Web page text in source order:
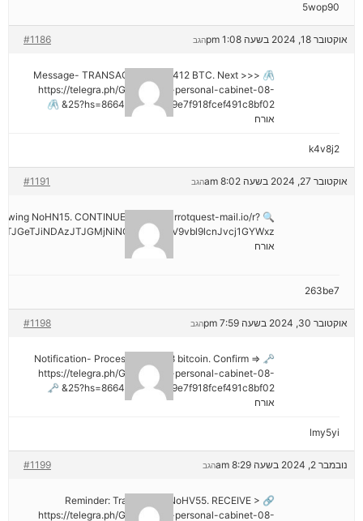
5wop90
אוקטובר 18, 2024 בשעה 1:08 pm #1186 הגב
🖇 Message- TRANSACTION 1.82412 BTC. Next >>>
https://telegra.ph/Go-to-your-personal-cabinet-08-
25?hs=8664c520642b9e7f918fcef491c8bf02& 🖇
אורח
k4v8j2
אוקטובר 27, 2024 בשעה 8:02 am #1191 הגב
NoHN15. CONTINUE =>> out.carrotquest-mail.io/r?
אורח
263be7
אוקטובר 30, 2024 בשעה 7:59 pm #1198 הגב
🗝 Notification- Process 1.823548 bitcoin. Confirm =>
https://telegra.ph/Go-to-your-personal-cabinet-08-
25?hs=8664c520642b9e7f918fcef491c8bf02& 🗝
אורח
lmy5yi
נובמבר 2, 2024 בשעה 8:29 am #1199 הגב
🔗 Reminder: Transaction NoHV55. RECEIVE >
https://telegra.ph/Go-to-your-personal-cabinet-08-